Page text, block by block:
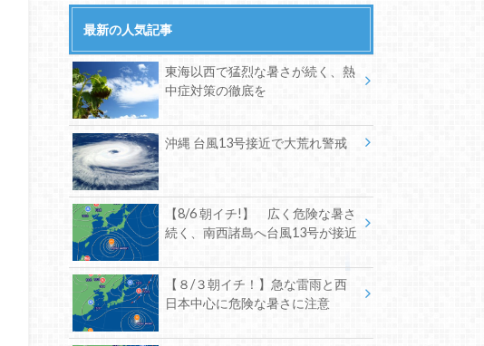
最新の人気記事
東海以西で猛烈な暑さが続く、熱
中症対策の徹底を
沖縄 台風13号接近で大荒れ警戒
【8/6 朝イチ!】 広く危険な暑さ
続く、南西諸島へ台風13号が接近
【８/３朝イチ！】急な雷雨と西
日本中心に危険な暑さに注意